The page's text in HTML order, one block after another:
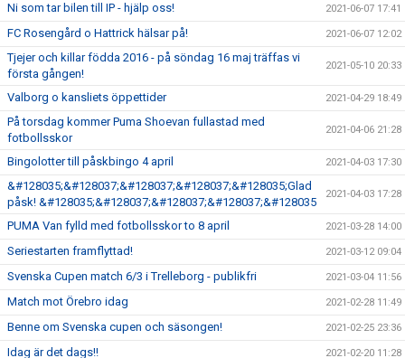
Ni som tar bilen till IP - hjälp oss! 2021-06-07 17:41
FC Rosengård o Hattrick hälsar på! 2021-06-07 12:02
Tjejer och killar födda 2016 - på söndag 16 maj träffas vi
första gången!
2021-05-10 20:33
Valborg o kansliets öppettider 2021-04-29 18:49
På torsdag kommer Puma Shoevan fullastad med
fotbollsskor
2021-04-06 21:28
Bingolotter till påskbingo 4 april 2021-04-03 17:30
&#128035;&#128037;&#128037;&#128037;&#128035;Glad
påsk! &#128035;&#128037;&#128037;&#128037;&#128035
2021-04-03 17:28
PUMA Van fylld med fotbollsskor to 8 april 2021-03-28 14:00
Seriestarten framflyttad! 2021-03-12 09:04
Svenska Cupen match 6/3 i Trelleborg - publikfri 2021-03-04 11:56
Match mot Örebro idag 2021-02-28 11:49
Benne om Svenska cupen och säsongen! 2021-02-25 23:36
Idag är det dags!! 2021-02-20 11:28